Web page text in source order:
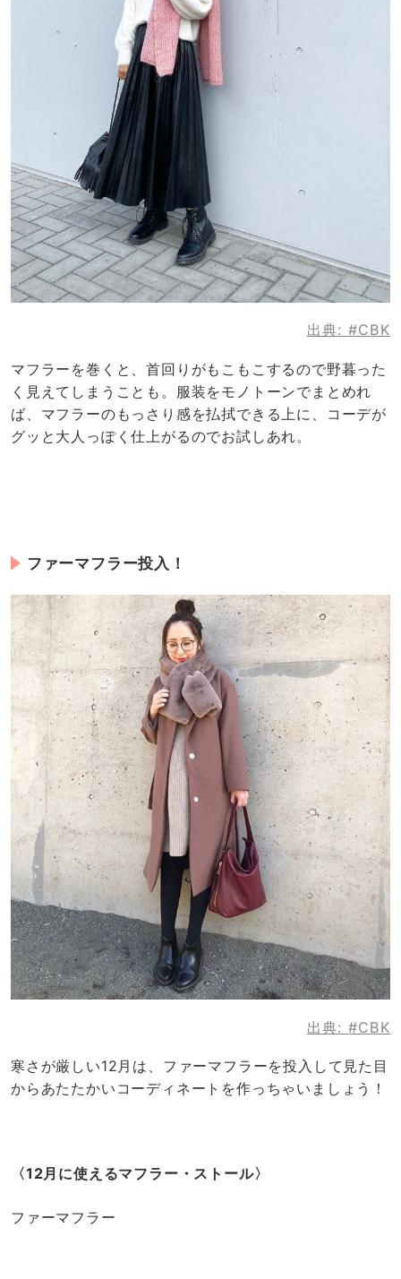
出典: #CBK
マフラーを巻くと、首回りがもこもこするので野暮った
く見えてしまうことも。服装をモノトーンでまとめれ
ば、マフラーのもっさり感を払拭できる上に、コーデが
グッと大人っぽく仕上がるのでお試しあれ。
ファーマフラー投入！
出典: #CBK
寒さが厳しい12月は、ファーマフラーを投入して見た目
からあたたかいコーディネートを作っちゃいましょう！
〈12月に使えるマフラー・ストール〉
ファーマフラー